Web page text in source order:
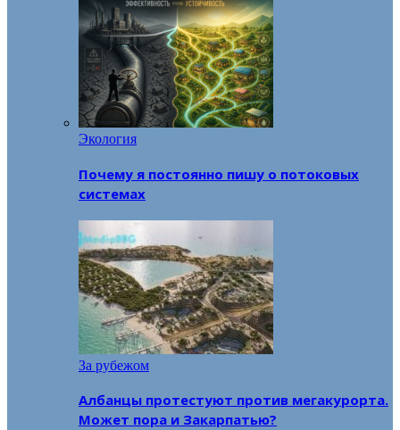
Экология
Почему я постоянно пишу о потоковых
системах
За рубежом
Албанцы протестуют против мегакурорта.
Может пора и Закарпатью?